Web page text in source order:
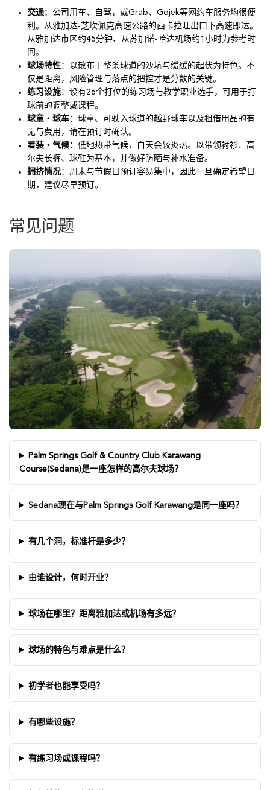
交通：公司用车、自驾，或Grab、Gojek等网约车服务均很便
利。从雅加达-芝坎佩克高速公路的西卡拉旺出口下高速即达。
从雅加达市区约45分钟、从苏加诺-哈达机场约1小时为参考时
间。
球场特性：以散布于整条球道的沙坑与缓缓的起伏为特色。不
仅是距离，风险管理与落点的把控才是分数的关键。
练习设施：设有26个打位的练习场与教学职业选手，可用于打
球前的调整或课程。
球童・球车：球童、可驶入球道的越野球车以及租借用品的有
无与费用，请在预订时确认。
着装・气候：低地热带气候，白天会较炎热。以带领衬衫、高
尔夫长裤、球鞋为基本，并做好防晒与补水准备。
拥挤情况：周末与节假日预订容易集中，因此一旦确定希望日
期，建议尽早预订。
常见问题
Palm Springs Golf & Country Club Karawang
Course(Sedana)是一座怎样的高尔夫球场？
Sedana现在与Palm Springs Golf Karawang是同一座吗？
有几个洞，标准杆是多少？
由谁设计，何时开业？
球场在哪里？距离雅加达或机场有多远？
球场的特色与难点是什么？
初学者也能享受吗？
有哪些设施？
有练习场或课程吗？